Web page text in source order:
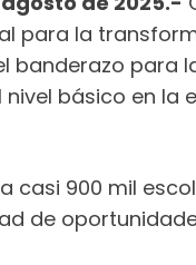
para la
banderazo para
básico en la
900 mil
de